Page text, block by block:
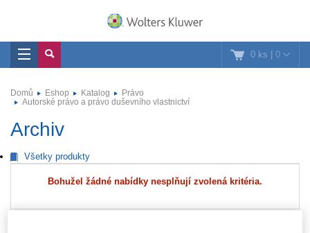
0 ks | 0
Domů Eshop Katalog
Právo
Autorské právo a právo duševního vlastnictví
Archiv
Všetky produkty
Bohužel žádné nabídky nesplňují zvolená kritéria.